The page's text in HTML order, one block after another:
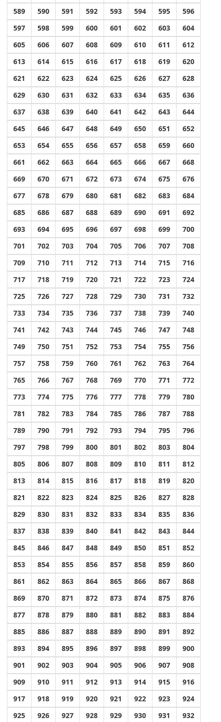
589
590 591 592 593 594 595
596
597
598 599 600 601 602 603
604
605
606 607 608 609 610 611
612
613
614 615 616 617 618 619
620
621
622 623 624 625 626 627
628
629
630 631 632 633 634 635
636
637
638 639 640 641 642 643
644
645
646 647 648 649 650 651
652
653
654 655 656 657 658 659
660
661
662 663 664 665 666 667
668
669
670 671 672 673 674 675
676
677
678 679 680 681 682 683
684
685
686 687 688 689 690 691
692
693
694 695 696 697 698 699
700
701
702 703 704 705 706 707
708
709
710 711 712 713 714 715
716
717
718 719 720 721 722 723
724
725
726 727 728 729 730 731
732
733
734 735 736 737 738 739
740
741
742 743 744 745 746 747
748
749
750 751 752 753 754 755
756
757
758 759 760 761 762 763
764
765
766 767 768 769 770 771
772
773
774 775 776 777 778 779
780
781
782 783 784 785 786 787
788
789
790 791 792 793 794 795
796
797
798 799 800 801 802 803
804
805
806 807 808 809 810 811
812
813
814 815 816 817 818 819
820
821
822 823 824 825 826 827
828
829
830 831 832 833 834 835
836
837
838 839 840 841 842 843
844
845
846 847 848 849 850 851
852
853
854 855 856 857 858 859
860
861
862 863 864 865 866 867
868
869
870 871 872 873 874 875
876
877
878 879 880 881 882 883
884
885
886 887 888 889 890 891
892
893
894 895 896 897 898 899
900
901
902 903 904 905 906 907
908
909
910 911 912 913 914 915
916
917
918 919 920 921 922 923
924
925
926 927 928 929 930 931 932